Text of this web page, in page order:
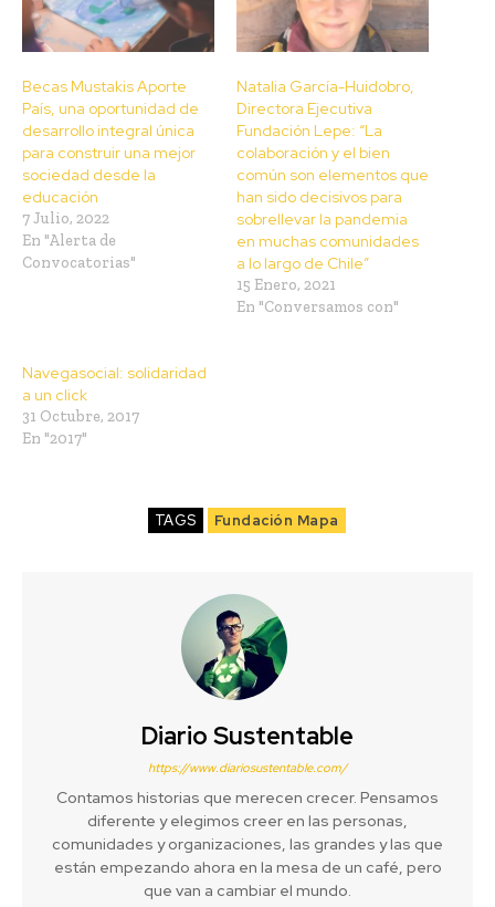
Becas Mustakis Aporte
País, una oportunidad de
desarrollo integral única
para construir una mejor
sociedad desde la
educación
7 Julio, 2022
En "Alerta de
Convocatorias"
Natalia García-Huidobro,
Directora Ejecutiva
Fundación Lepe: “La
colaboración y el bien
común son elementos que
han sido decisivos para
sobrellevar la pandemia
en muchas comunidades
a lo largo de Chile”
15 Enero, 2021
En "Conversamos con"
Navegasocial: solidaridad
a un click
31 Octubre, 2017
En "2017"
TAGS Fundación Mapa
Diario Sustentable
https://www.diariosustentable.com/
Contamos historias que merecen crecer. Pensamos
diferente y elegimos creer en las personas,
comunidades y organizaciones, las grandes y las que
están empezando ahora en la mesa de un café, pero
que van a cambiar el mundo.